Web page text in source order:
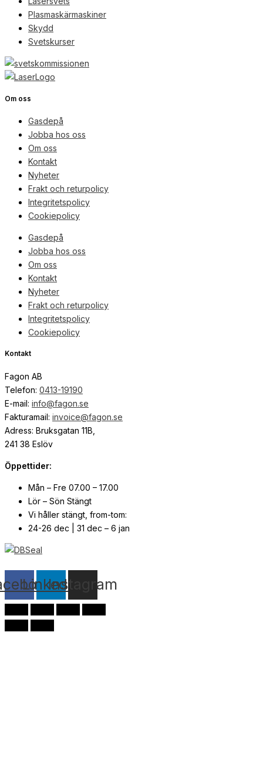
Plasmaskärmaskiner
Skydd
Svetskurser
Om oss
Gasdepå
Jobba hos oss
Om oss
Kontakt
Nyheter
Frakt och returpolicy
Integritetspolicy
Cookiepolicy
Gasdepå
Jobba hos oss
Om oss
Kontakt
Nyheter
Frakt och returpolicy
Integritetspolicy
Cookiepolicy
Kontakt
Fagon AB
Telefon: 0413-19190
E-mail: info@fagon.se
Fakturamail: invoice@fagon.se
Adress: Bruksgatan 11B,
241 38 Eslöv
Öppettider:
Mån – Fre 07.00 – 17.00
Lör – Sön Stängt
Vi håller stängt, from-tom:
24-26 dec | 31 dec – 6 jan
LinkedinInstagram